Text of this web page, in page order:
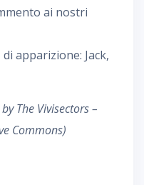
ai nostri
apparizione: Jack,
by The Vivisectors –
Commons)